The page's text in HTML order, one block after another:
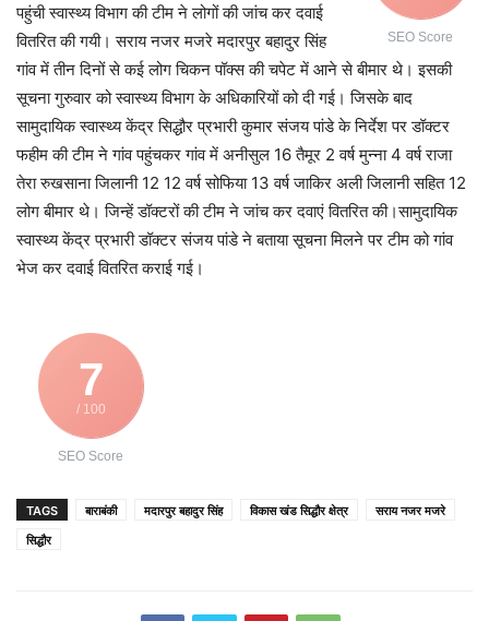
SEO Score
पहुंची स्वास्थ्य विभाग की टीम ने लोगों की जांच कर दवाई
वितरित की गयी। सराय नजर मजरे मदारपुर बहादुर सिंह
गांव में तीन दिनों से कई लोग चिकन पॉक्स की चपेट में आने से बीमार थे। इसकी
सूचना गुरुवार को स्वास्थ्य विभाग के अधिकारियों को दी गई। जिसके बाद
सामुदायिक स्वास्थ्य केंद्र सिद्धौर प्रभारी कुमार संजय पांडे के निर्देश पर डॉक्टर
फहीम की टीम ने गांव पहुंचकर गांव में अनीसुल 16 तैमूर 2 वर्ष मुन्ना 4 वर्ष राजा
तेरा रुखसाना जिलानी 12 12 वर्ष सोफिया 13 वर्ष जाकिर अली जिलानी सहित 12
लोग बीमार थे। जिन्हें डॉक्टरों की टीम ने जांच कर दवाएं वितरित की।सामुदायिक
स्वास्थ्य केंद्र प्रभारी डॉक्टर संजय पांडे ने बताया सूचना मिलने पर टीम को गांव
भेज कर दवाई वितरित कराई गई।
7
/ 100
SEO Score
TAGS बाराबंकी मदारपुर बहादुर सिंह विकास खंड सिद्धौर क्षेत्र
सराय नजर मजरे
सिद्धौर